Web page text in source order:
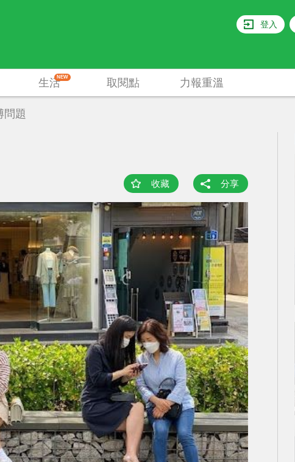
登入
生活NEW 取閱點 力報重溫
問題
收藏 分享